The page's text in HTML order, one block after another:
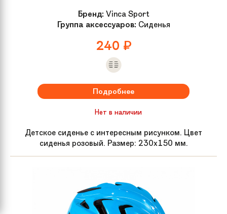
Бренд: Vinca Sport
Группа аксессуаров: Сиденья
240 ₽
Подробнее
Нет в наличии
Детское сиденье с интересным рисунком. Цвет
сиденья розовый. Размер: 230x150 мм.